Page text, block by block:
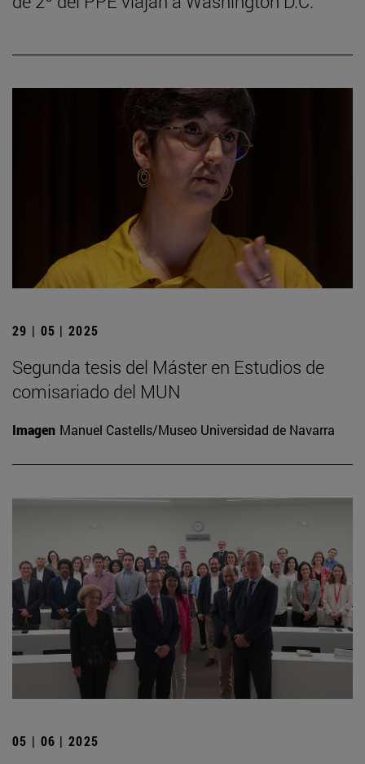
29 | 05 | 2025
Segunda tesis del Máster en Estudios de
comisariado del MUN
Imagen Manuel Castells/Museo Universidad de Navarra
05 | 06 | 2025